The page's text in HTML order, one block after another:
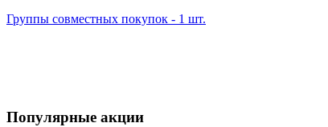
Группы совместных покупок - 1 шт.
Популярные акции